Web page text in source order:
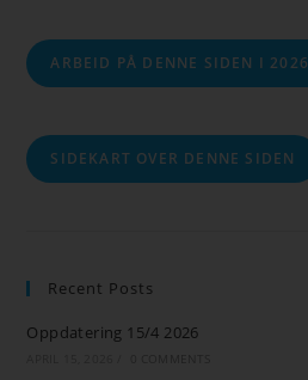
ARBEID PÅ DENNE SIDEN I 2026
SIDEKART OVER DENNE SIDEN
Recent Posts
Oppdatering 15/4 2026